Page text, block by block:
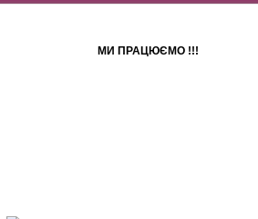
МИ ПРАЦЮЄМО !!!